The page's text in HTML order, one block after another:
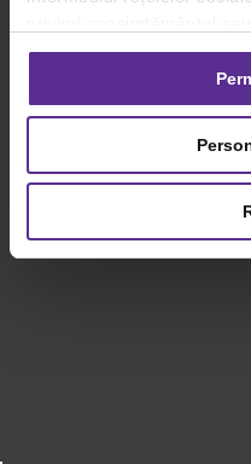
consimțământul oricând,
setările dvs. de cookie-uri.
privind utilizarea